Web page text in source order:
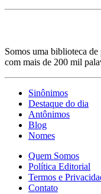
Somos uma biblioteca
com mais de 200 mil
Sinônimos
Destaque do dia
Antônimos
Blog
Nomes
Quem Somos
Política Editorial
Termos e
Contato